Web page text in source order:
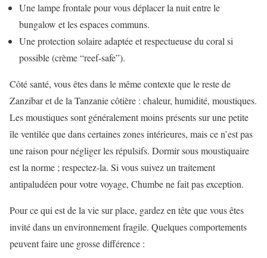
Une lampe frontale pour vous déplacer la nuit entre le
bungalow et les espaces communs.
Une protection solaire adaptée et respectueuse du coral si
possible (crème “reef-safe”).
Côté santé, vous êtes dans le même contexte que le reste de
Zanzibar et de la Tanzanie côtière : chaleur, humidité, moustiques.
Les moustiques sont généralement moins présents sur une petite
île ventilée que dans certaines zones intérieures, mais ce n’est pas
une raison pour négliger les répulsifs. Dormir sous moustiquaire
est la norme ; respectez-la. Si vous suivez un traitement
antipaludéen pour votre voyage, Chumbe ne fait pas exception.
Pour ce qui est de la vie sur place, gardez en tête que vous êtes
invité dans un environnement fragile. Quelques comportements
peuvent faire une grosse différence :